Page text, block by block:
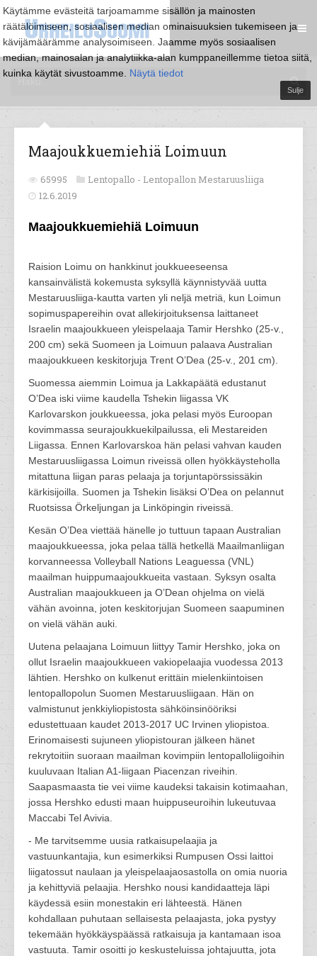
Käytämme evästeitä tarjoamamme sisällön ja mainosten
räätälöimiseen, sosiaalisen median ominaisuuksien tukemiseen ja
kävijämäärämme analysoimiseen. Jaamme myös sosiaalisen
median, mainosalan ja analytiikka-alan kumppaneillemme tietoa siitä,
kuinka käytät sivustoamme. Näytä tiedot
Sulje
Maajoukkuemiehiä Loimuun
65995 Lentopallo - Lentopallon Mestaruusliiga
12.6.2019
Maajoukkuemiehiä Loimuun
Raision Loimu on hankkinut joukkueeseensa
kansainvälistä kokemusta syksyllä käynnistyvää uutta
Mestaruusliiga-kautta varten yli neljä metriä, kun Loimun
sopimuspapereihin ovat allekirjoituksensa laittaneet
Israelin maajoukkueen yleispelaaja Tamir Hershko (25-v.,
200 cm) sekä Suomeen ja Loimuun palaava Australian
maajoukkueen keskitorjuja Trent O’Dea (25-v., 201 cm).
Suomessa aiemmin Loimua ja Lakkapäätä edustanut
O’Dea iski viime kaudella Tshekin liigassa VK
Karlovarskon joukkueessa, joka pelasi myös Euroopan
kovimmassa seurajoukkuekilpailussa, eli Mestareiden
Liigassa. Ennen Karlovarskoa hän pelasi vahvan kauden
Mestaruusliigassa Loimun riveissä ollen hyökkäysteholla
mitattuna liigan paras pelaaja ja torjuntapörssissäkin
kärkisijoilla. Suomen ja Tshekin lisäksi O’Dea on pelannut
Ruotsissa Örkeljungan ja Linköpingin riveissä.
Kesän O’Dea viettää hänelle jo tuttuun tapaan Australian
maajoukkueessa, joka pelaa tällä hetkellä Maailmanliigan
korvanneessa Volleyball Nations Leaguessa (VNL)
maailman huippumaajoukkueita vastaan. Syksyn osalta
Australian maajoukkueen ja O’Dean ohjelma on vielä
vähän avoinna, joten keskitorjujan Suomeen saapuminen
on vielä vähän auki.
Uutena pelaajana Loimuun liittyy Tamir Hershko, joka on
ollut Israelin maajoukkueen vakiopelaajia vuodessa 2013
lähtien. Hershko on kulkenut erittäin mielenkiintoisen
lentopallopolun Suomen Mestaruusliigaan. Hän on
valmistunut jenkkiyliopistosta sähköinsinööriksi
edustettuaan kaudet 2013-2017 UC Irvinen yliopistoa.
Erinomaisesti sujuneen yliopistouran jälkeen hänet
rekrytoitiin suoraan maailman kovimpiin lentopalloliigoihin
kuuluvaan Italian A1-liigaan Piacenzan riveihin.
Saapasmaasta tie vei viime kaudeksi takaisin kotimaahan,
jossa Hershko edusti maan huippuseuroihin lukeutuvaa
Maccabi Tel Avivia.
- Me tarvitsemme uusia ratkaisupelaajia ja
vastuunkantajia, kun esimerkiksi Rumpusen Ossi laittoi
liigatossut naulaan ja yleispelaajaosastolla on omia nuoria
ja kehittyviä pelaajia. Hershko nousi kandidaatteja läpi
käydessä esiin monestakin eri lähteestä. Hänen
kohdallaan puhutaan sellaisesta pelaajasta, joka pystyy
tekemään hyökkäyspäässä ratkaisuja ja kantamaan isoa
vastuuta. Tamir osoitti jo keskusteluissa johtajuutta, jota